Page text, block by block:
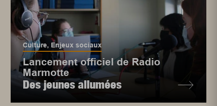
Culture, Enjeux sociaux
Lancement officiel de Radio
Marmotte
Des jeunes allumées